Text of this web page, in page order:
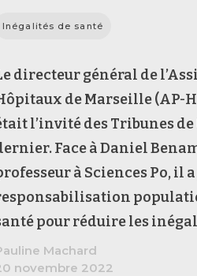
Inégalités de santé
directeur général de
de Marseille (AP-
l’invité des Tribunes
Face à Daniel
à Sciences Po, il
pour réduire les
Machard
novembre 2022